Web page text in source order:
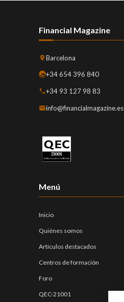
Financial Magazine
Barcelona
+34 654 396 840
+34 93 127 98 83
info@financialmagazine.es
Menú
Inicio
Quiénes somos
Artículos destacados
Centros de formación
Foro
QEC-21001